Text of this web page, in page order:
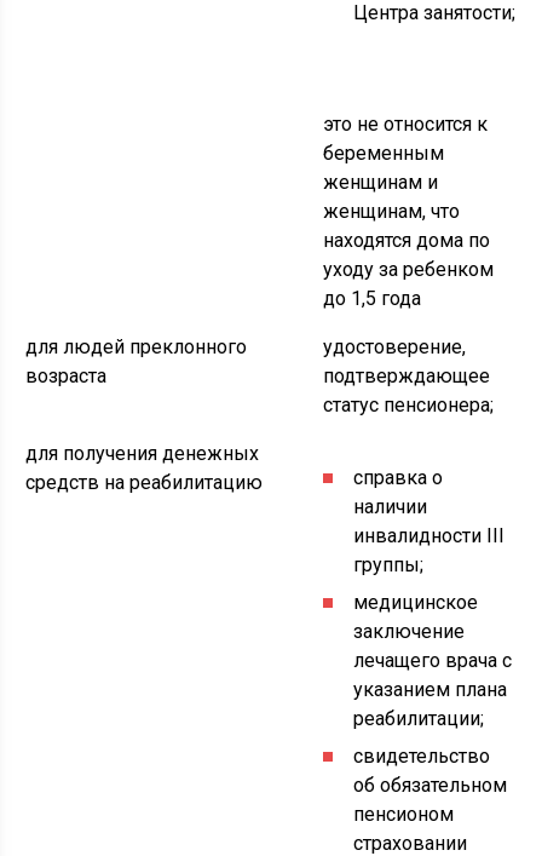
Центра занятости;
это не относится к
беременным
женщинам и
женщинам, что
находятся дома по
уходу за ребенком
до 1,5 года
для людей преклонного
возраста
удостоверение,
подтверждающее
статус пенсионера;
для получения денежных
средств на реабилитацию
справка о
наличии
инвалидности III
группы;
медицинское
заключение
лечащего врача с
указанием плана
реабилитации;
свидетельство
об обязательном
пенсионом
страховании